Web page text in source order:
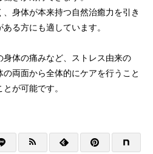
身体が本来持つ自然治癒力を引き
る方にも適しています。
体の痛みなど、ストレス由来の
両面から全体的にケアを行うこと
が可能です。